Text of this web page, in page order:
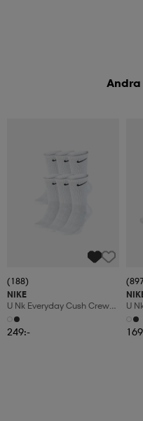
(188)
NIKE
U Nk Everyday Cush Crew
6pr-Bd
249:-
U
3pr